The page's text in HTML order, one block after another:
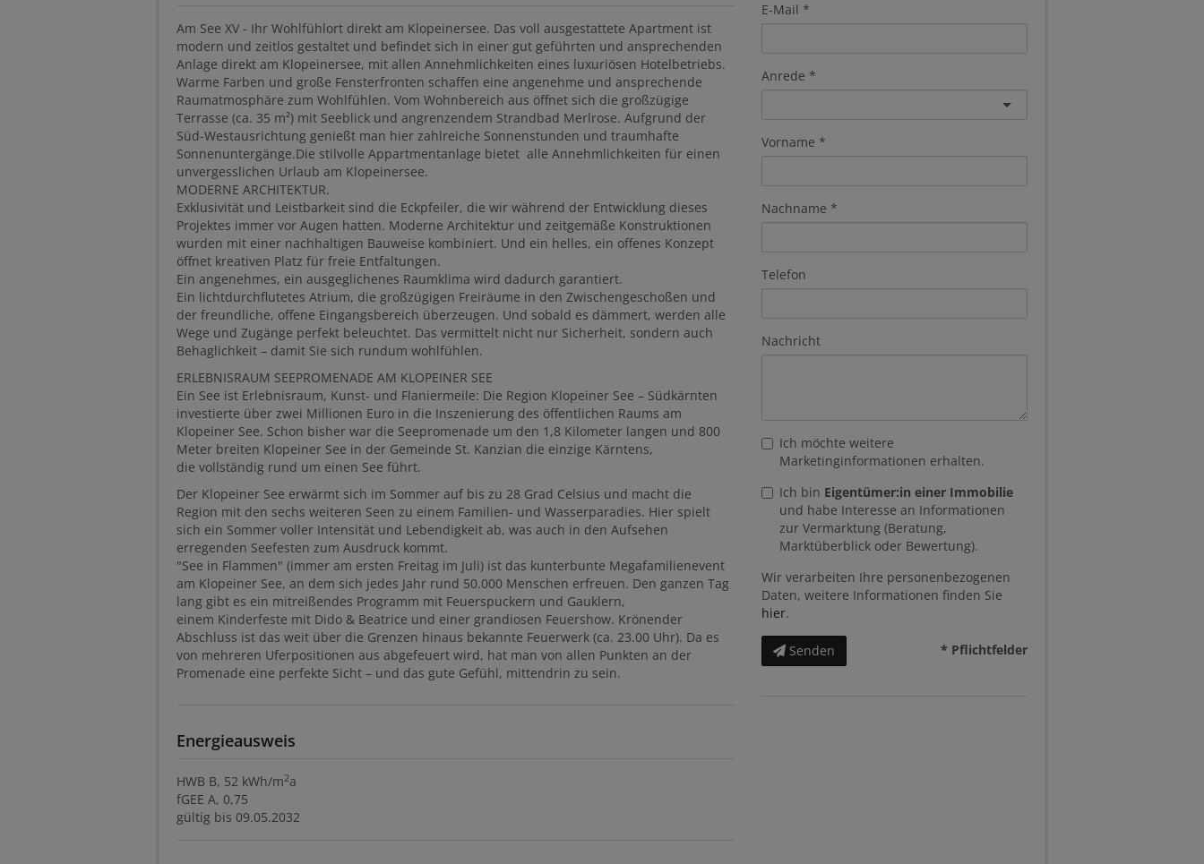
Am See XV - Ihr Wohlfühlort direkt am Klopeinersee. Das voll ausgestattete Apartment ist
modern und zeitlos gestaltet und befindet sich in einer gut geführten und ansprechenden
Anlage direkt am Klopeinersee, mit allen Annehmlichkeiten eines luxuriösen Hotelbetriebs.
Warme Farben und große Fensterfronten schaffen eine angenehme und ansprechende
Raumatmosphäre zum Wohlfühlen. Vom Wohnbereich aus öffnet sich die großzügige
Terrasse (ca. 35 m²) mit Seeblick und angrenzendem Strandbad Merlrose. Aufgrund der
Süd-Westausrichtung genießt man hier zahlreiche Sonnenstunden und traumhafte
Sonnenuntergänge.Die stilvolle Appartmentanlage bietet alle Annehmlichkeiten für einen
unvergesslichen Urlaub am Klopeinersee.
MODERNE ARCHITEKTUR.
Exklusivität und Leistbarkeit sind die Eckpfeiler, die wir während der Entwicklung dieses
Projektes immer vor Augen hatten. Moderne Architektur und zeitgemäße Konstruktionen
wurden mit einer nachhaltigen Bauweise kombiniert. Und ein helles, ein offenes Konzept
öffnet kreativen Platz für freie Entfaltungen.
Ein angenehmes, ein ausgeglichenes Raumklima wird dadurch garantiert.
Ein lichtdurchflutetes Atrium, die großzügigen Freiräume in den Zwischengeschoßen und
der freundliche, offene Eingangsbereich überzeugen. Und sobald es dämmert, werden alle
Wege und Zugänge perfekt beleuchtet. Das vermittelt nicht nur Sicherheit, sondern auch
Behaglichkeit – damit Sie sich rundum wohlfühlen.
ERLEBNISRAUM SEEPROMENADE AM KLOPEINER SEE
Ein See ist Erlebnisraum, Kunst- und Flaniermeile: Die Region Klopeiner See – Südkärnten
investierte über zwei Millionen Euro in die Inszenierung des öffentlichen Raums am
Klopeiner See. Schon bisher war die Seepromenade um den 1,8 Kilometer langen und 800
Meter breiten Klopeiner See in der Gemeinde St. Kanzian die einzige Kärntens,
die vollständig rund um einen See führt.
Der Klopeiner See erwärmt sich im Sommer auf bis zu 28 Grad Celsius und macht die
Region mit den sechs weiteren Seen zu einem Familien- und Wasserparadies. Hier spielt
sich ein Sommer voller Intensität und Lebendigkeit ab, was auch in den Aufsehen
erregenden Seefesten zum Ausdruck kommt.
"See in Flammen" (immer am ersten Freitag im Juli) ist das kunterbunte Megafamilienevent
am Klopeiner See, an dem sich jedes Jahr rund 50.000 Menschen erfreuen. Den ganzen Tag
lang gibt es ein mitreißendes Programm mit Feuerspuckern und Gauklern,
einem Kinderfeste mit Dido & Beatrice und einer grandiosen Feuershow. Krönender
Abschluss ist das weit über die Grenzen hinaus bekannte Feuerwerk (ca. 23.00 Uhr). Da es
von mehreren Uferpositionen aus abgefeuert wird, hat man von allen Punkten an der
Promenade eine perfekte Sicht – und das gute Gefühl, mittendrin zu sein.
Energieausweis
HWB B, 52 kWh/m2a
fGEE A, 0,75
gültig bis 09.05.2032
E-Mail
Anrede
Vorname
Nachname
Telefon
Nachricht
Ich möchte weitere
Marketinginformationen erhalten.
Ich bin Eigentümer:in einer Immobilie
und habe Interesse an Informationen
zur Vermarktung (Beratung,
Marktüberblick oder Bewertung).
Wir verarbeiten Ihre personenbezogenen
Daten, weitere Informationen finden Sie
hier.
Senden * Pflichtfelder